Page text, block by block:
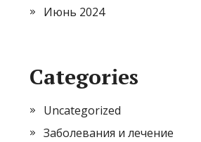
Июнь 2024
Categories
Uncategorized
Заболевания и лечение